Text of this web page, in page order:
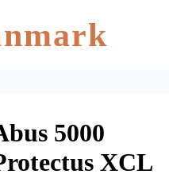
5000
XCL